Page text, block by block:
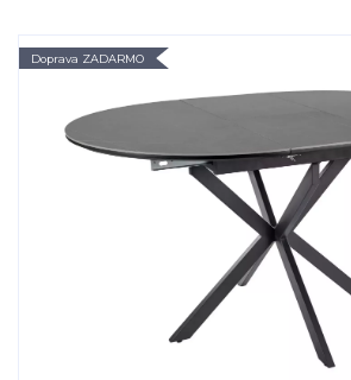
Doprava ZADARMO